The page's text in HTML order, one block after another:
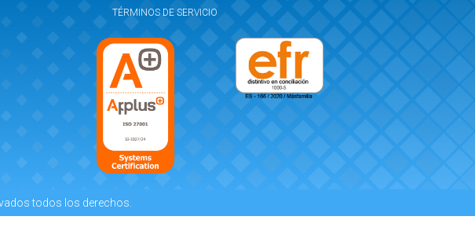
TÉRMINOS DE SERVICIO
todos los derechos.